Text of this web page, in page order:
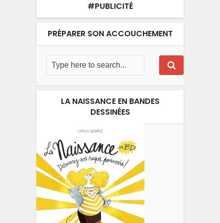
#PUBLICITÉ
PRÉPARER SON ACCOUCHEMENT
LA NAISSANCE EN BANDES
DESSINÉES